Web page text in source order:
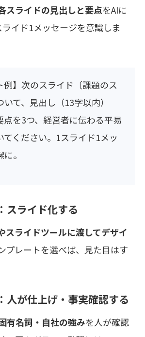
スライドの見出しと要点をAIに
イド1メッセージを意識しま
例】次のスライド〔課題のス
て、見出し（13字以内）
点を3つ、経営者に伝わる平易
てください。1スライド1メッ
。
スライド化する
スライドツールに渡してデザイ
プレートを選べば、見た目はす
人が仕上げ・事実確認する
有名詞・自社の強みを人が確認